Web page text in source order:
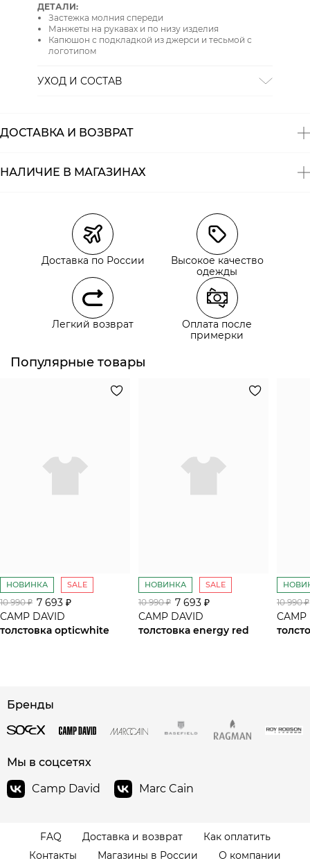
ДЕТАЛИ:
Застежка молния спереди
Манжеты на рукавах и по низу изделия
Капюшон с подкладкой из джерси и тесьмой с
логотипом
УХОД И СОСТАВ
запрещена
Состав: 50% хлопок; 50% PES
ДОСТАВКА И ВОЗВРАТ
Курьерская доставка СДЭК
Самовывоз из пункта выдачи СДЭК
Самовывоз из наших магазинов
Курьерская доставка СДЭК
Самовывоз из пункта выдачи СДЭК
НАЛИЧИЕ В МАГАЗИНАХ
Доставка по России
Высокое качество
одежды
Легкий возврат
Оплата после
примерки
Популярные товары
НОВИНКА SALE
10 990 ₽ 7 693 ₽
CAMP DAVID
толстовка opticwhite
НОВИНКА SALE
10 990 ₽ 7 693 ₽
CAMP DAVID
толстовка energy red
10 990 ₽
CAMP
Бренды
Мы в соцсетях
Camp David
Marc Cain
FAQ Доставка и возврат
Как оплатить
Контакты
Магазины в России О компании